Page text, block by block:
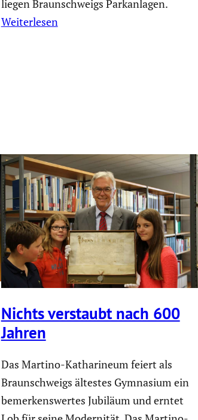
liegen Braunschweigs Parkanlagen.
Weiterlesen
Nichts verstaubt nach 600
Jahren
Das Martino-Katha­ri­neum feiert als
Braun­schweigs ältestes Gymnasium ein
bemer­kens­wertes Jubiläum und erntet